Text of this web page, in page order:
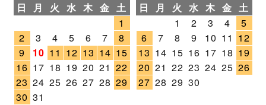
日
月 火 水 木 金 土
1
2
3 4 5 6 7
8
9
10 11 12 13 14 15
16 17 18 19 20 21 22
23 24 25 26 27 28 29
30 31
日
月 火 水 木 金 土
1
2 3 4
5
6
7 8 9 10 11 12
13 14 15 16 17 18 19
20 21 22 23 24 25 26
27 28 29 30